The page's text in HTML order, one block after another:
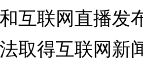
互联网直播发
取得互联网新